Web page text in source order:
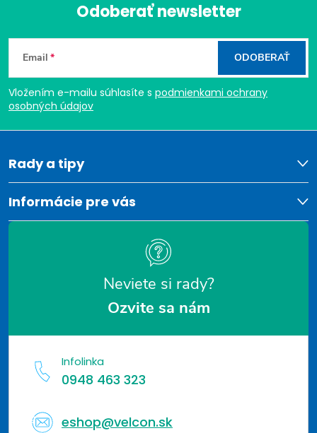
Z
á
p
ä
t
e
Odoberať newsletter
Email
Vložením e-mailu súhlasíte s podmienkami ochrany
osobných údajov
ODOBERAŤ
Rady a tipy
Informácie pre vás
Neviete si rady?
Ozvite sa nám
Infolinka
0948 463 323
eshop@velcon.sk